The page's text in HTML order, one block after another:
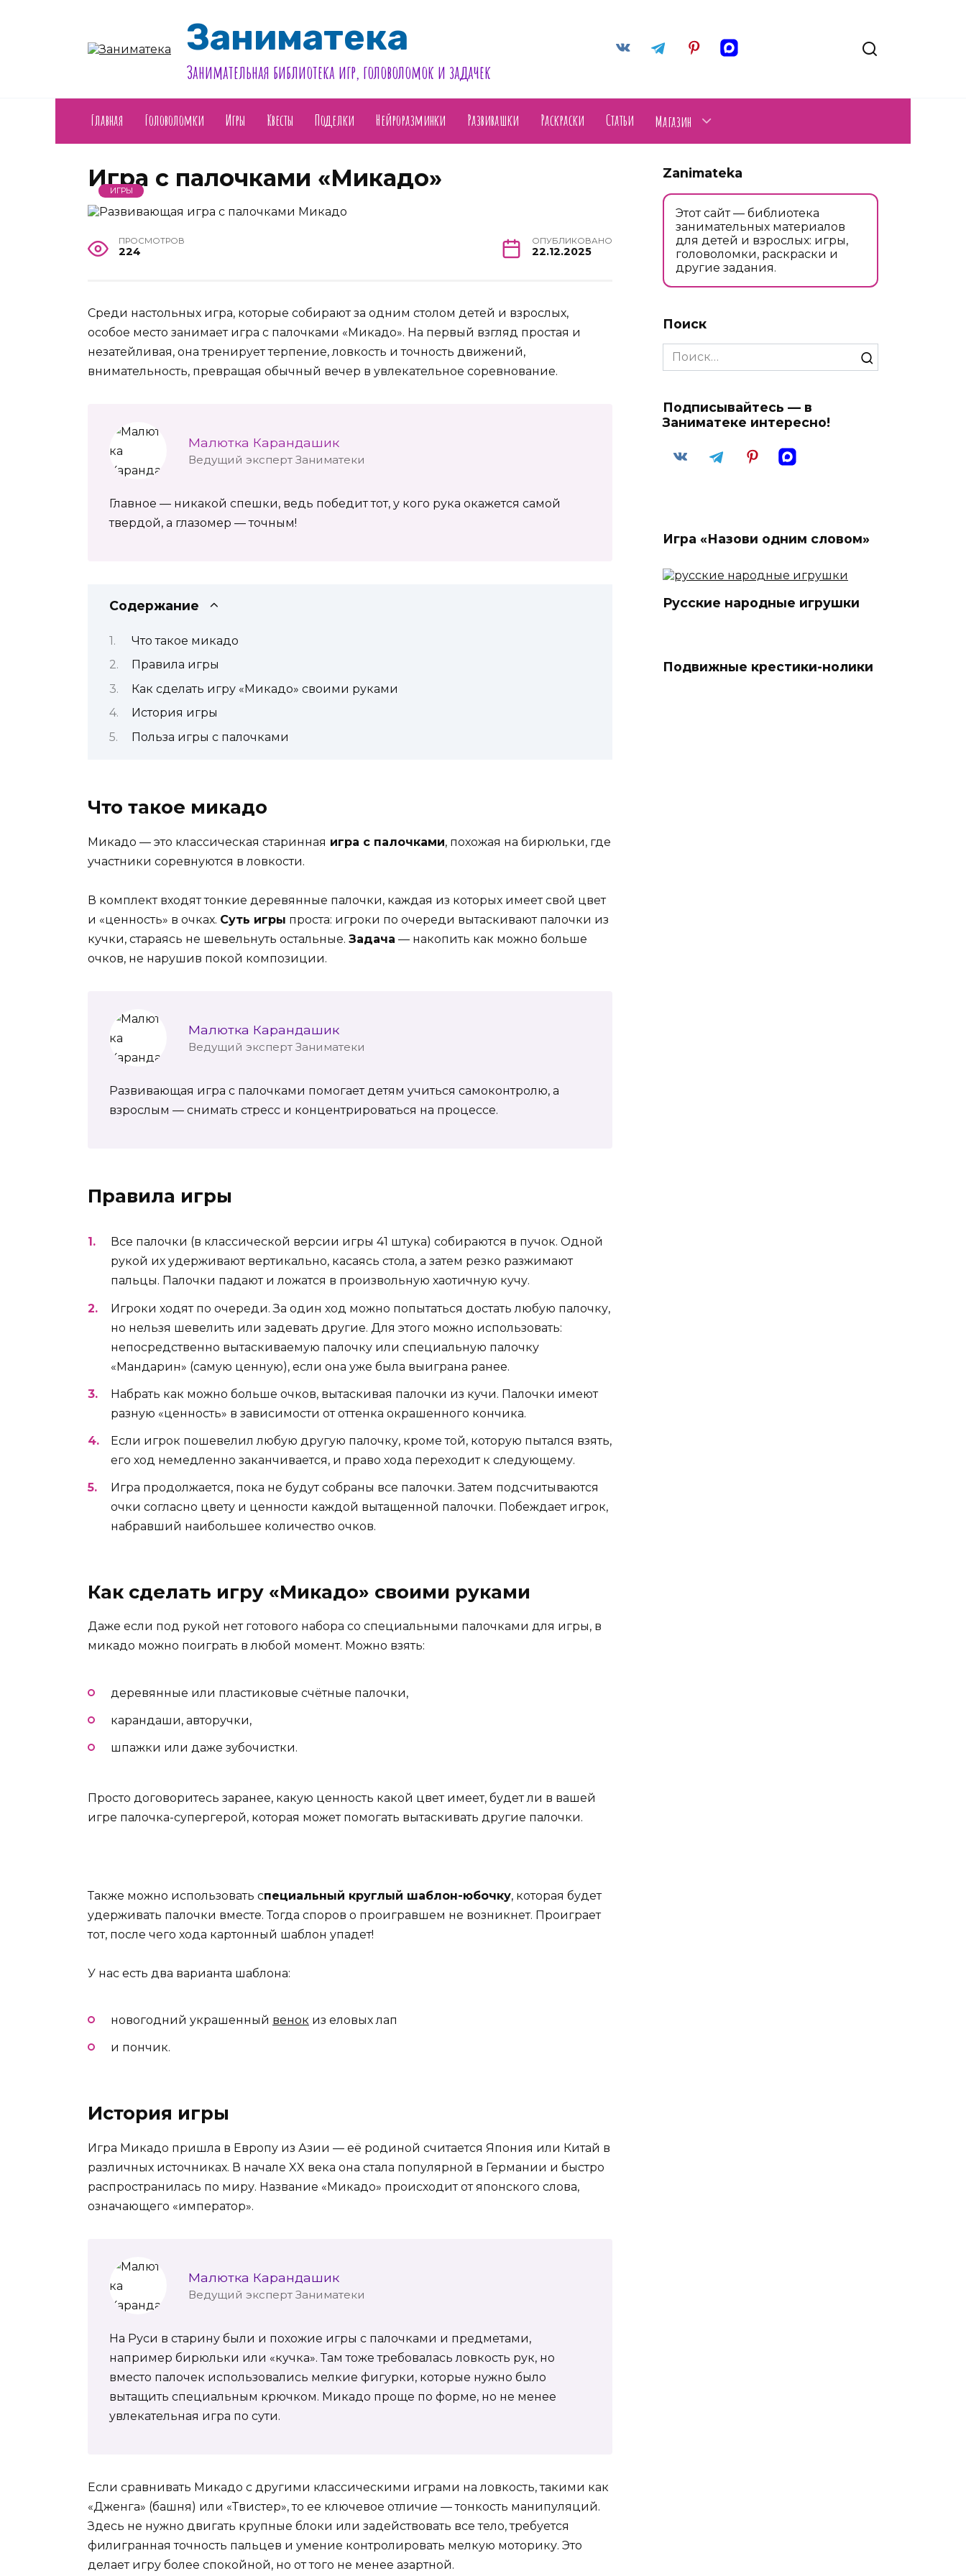
Заниматека
Занимательная библиотека игр, головоломок и задачек
Главная Головоломки Игры Квесты Поделки Нейроразминки Развивашки Раскраски Статьи Магазин
Игра с палочками «Микадо»
ИГРЫ
ПРОСМОТРОВ
224
ОПУБЛИКОВАНО
22.12.2025
Среди настольных игра, которые собирают за одним столом детей и взрослых,
особое место занимает игра с палочками «Микадо». На первый взгляд простая и
незатейливая, она тренирует терпение, ловкость и точность движений,
внимательность, превращая обычный вечер в увлекательное соревнование.
Малютка Карандашик
Ведущий эксперт Заниматеки
Главное — никакой спешки, ведь победит тот, у кого рука окажется самой
твердой, а глазомер — точным!
Содержание
Что такое микадо
Правила игры
Как сделать игру «Микадо» своими руками
История игры
Польза игры с палочками
Что такое микадо
Микадо — это классическая старинная игра с палочками, похожая на бирюльки, где
участники соревнуются в ловкости.
В комплект входят тонкие деревянные палочки, каждая из которых имеет свой цвет
и «ценность» в очках. Суть игры проста: игроки по очереди вытаскивают палочки из
кучки, стараясь не шевельнуть остальные. Задача — накопить как можно больше
очков, не нарушив покой композиции.
Малютка Карандашик
Ведущий эксперт Заниматеки
Развивающая игра с палочками помогает детям учиться самоконтролю, а
взрослым — снимать стресс и концентрироваться на процессе.
Правила игры
Все палочки (в классической версии игры 41 штука) собираются в пучок. Одной
рукой их удерживают вертикально, касаясь стола, а затем резко разжимают
пальцы. Палочки падают и ложатся в произвольную хаотичную кучу.
Игроки ходят по очереди. За один ход можно попытаться достать любую палочку,
но нельзя шевелить или задевать другие. Для этого можно использовать:
непосредственно вытаскиваемую палочку или специальную палочку
«Мандарин» (самую ценную), если она уже была выиграна ранее.
Набрать как можно больше очков, вытаскивая палочки из кучи. Палочки имеют
разную «ценность» в зависимости от оттенка окрашенного кончика.
Если игрок пошевелил любую другую палочку, кроме той, которую пытался взять,
его ход немедленно заканчивается, и право хода переходит к следующему.
Игра продолжается, пока не будут собраны все палочки. Затем подсчитываются
очки согласно цвету и ценности каждой вытащенной палочки. Побеждает игрок,
набравший наибольшее количество очков.
Как сделать игру «Микадо» своими руками
Даже если под рукой нет готового набора со специальными палочками для игры, в
микадо можно поиграть в любой момент. Можно взять:
деревянные или пластиковые счётные палочки,
карандаши, авторучки,
шпажки или даже зубочистки.
Просто договоритесь заранее, какую ценность какой цвет имеет, будет ли в вашей
игре палочка-супергерой, которая может помогать вытаскивать другие палочки.
Также можно использовать специальный круглый шаблон-юбочку, которая будет
удерживать палочки вместе. Тогда споров о проигравшем не возникнет. Проиграет
тот, после чего хода картонный шаблон упадет!
У нас есть два варианта шаблона:
новогодний украшенный венок из еловых лап
и пончик.
История игры
Игра Микадо пришла в Европу из Азии — её родиной считается Япония или Китай в
различных источниках. В начале XX века она стала популярной в Германии и быстро
распространилась по миру. Название «Микадо» происходит от японского слова,
означающего «император».
Малютка Карандашик
Ведущий эксперт Заниматеки
На Руси в старину были и похожие игры с палочками и предметами,
например бирюльки или «кучка». Там тоже требовалась ловкость рук, но
вместо палочек использовались мелкие фигурки, которые нужно было
вытащить специальным крючком. Микадо проще по форме, но не менее
увлекательная игра по сути.
Если сравнивать Микадо с другими классическими играми на ловкость, такими как
«Дженга» (башня) или «Твистер», то ее ключевое отличие — тонкость манипуляций.
Здесь не нужно двигать крупные блоки или задействовать все тело, требуется
филигранная точность пальцев и умение контролировать мелкую моторику. Это
делает игру более спокойной, но от того не менее азартной.
Zanimateka
Этот сайт — библиотека
занимательных материалов
для детей и взрослых: игры,
головоломки, раскраски и
другие задания.
Поиск
Search
for:
Подписывайтесь — в
Заниматеке интересно!
Игра «Назови одним словом»
Русские народные игрушки
Подвижные крестики-нолики